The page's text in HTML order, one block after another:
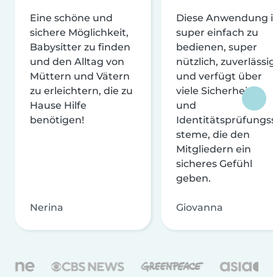
Eine schöne und
sichere Möglichkeit,
Babysitter zu finden
und den Alltag von
Müttern und Vätern
zu erleichtern, die zu
Hause Hilfe
benötigen!
Nerina
Diese Anwendung
super einfach zu
bedienen, super
nützlich,
und verfügt über
viele Sicherheits-
und
steme, die den
Mitgliedern ein
sicheres Gefühl
geben.
Giovanna